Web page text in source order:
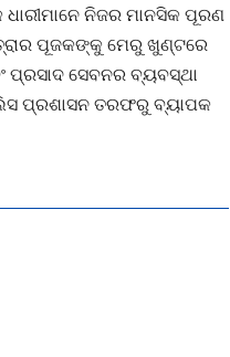
ନିଜର ମାନସିକ ପୂରଣ
ପୂଜକଙ୍କୁ ମେରୁ ଖୁଣ୍ଟରେ
ପ୍ରସାଦ ସେବନର ବ୍ୟବସ୍ଥା
ପ୍ରଶାସନ ତରଫରୁ ବ୍ୟାପକ